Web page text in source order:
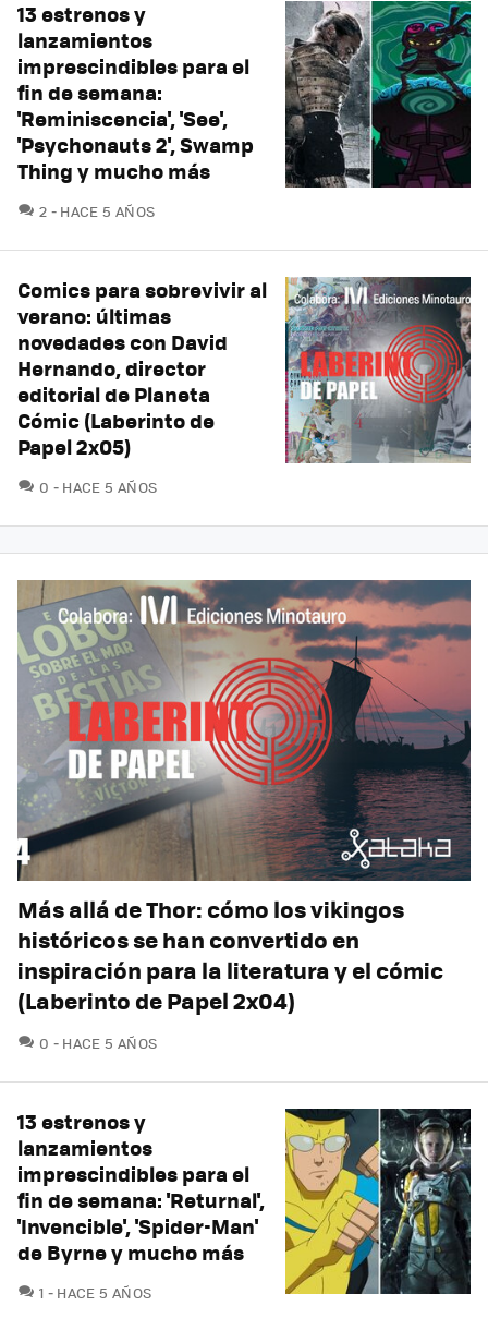
13 estrenos y
lanzamientos
imprescindibles para el
fin de semana:
'Reminiscencia', 'See',
'Psychonauts 2', Swamp
Thing y mucho más
2 COMENTARIOS
HACE 5 AÑOS
Comics para sobrevivir al
verano: últimas
novedades con David
Hernando, director
editorial de Planeta
Cómic (Laberinto de
Papel 2x05)
0 COMENTARIOS
HACE 5 AÑOS
Más allá de Thor: cómo los vikingos
históricos se han convertido en
inspiración para la literatura y el cómic
(Laberinto de Papel 2x04)
0 COMENTARIOS
HACE 5 AÑOS
13 estrenos y
lanzamientos
imprescindibles para el
fin de semana: 'Returnal',
'Invencible', 'Spider-Man'
de Byrne y mucho más
1 COMENTARIOS
HACE 5 AÑOS